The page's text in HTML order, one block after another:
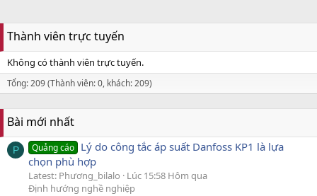
Thành viên trực tuyến
Không có thành viên trực tuyến.
Tổng: 209 (Thành viên: 0, khách: 209)
Bài mới nhất
P Quảng cáo Lý do công tắc áp suất Danfoss KP1 là lựa
chọn phù hợp
Latest: Phương_bilalo
Lúc 15:58 Hôm qua
Định hướng nghề nghiệp